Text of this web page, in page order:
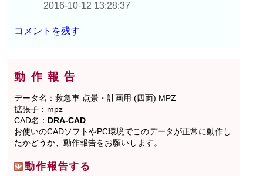
2016-10-12 13:28:37
コメントを残す
動作報告
データ名：救急車 点景・計画用 (四面) MPZ
拡張子：mpz
CAD名： DRA-CAD
お使いのCADソフトやPC環境でこのデータが正常に動作し
たかどうか、動作報告をお願いします。
動作報告する